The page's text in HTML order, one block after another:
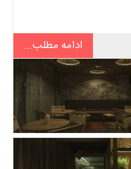
ادامه مطلب...